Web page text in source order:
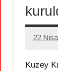
22
Kuzey